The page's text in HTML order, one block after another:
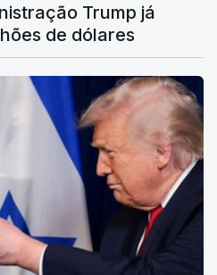
Trump já
de dólares